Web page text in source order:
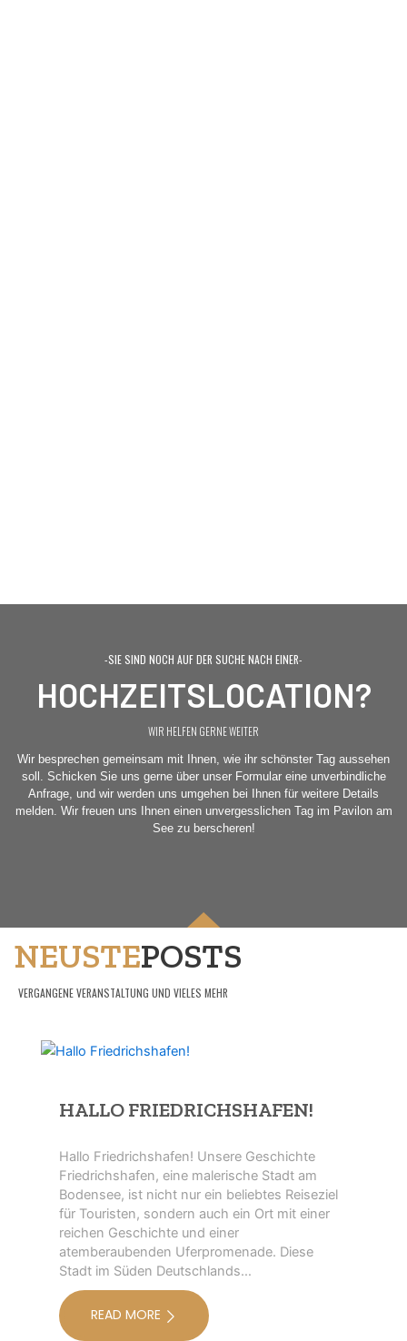
-SIE SIND NOCH AUF DER SUCHE NACH EINER-
HOCHZEITSLOCATION?
WIR HELFEN GERNE WEITER
Wir besprechen gemeinsam mit Ihnen, wie ihr schönster Tag aussehen
soll. Schicken Sie uns gerne über unser Formular eine unverbindliche
Anfrage, und wir werden uns umgehen bei Ihnen für weitere Details
melden. Wir freuen uns Ihnen einen unvergesslichen Tag im Pavilon am
See zu berscheren!
NEUSTEPOSTS
VERGANGENE VERANSTALTUNG UND VIELES MEHR
HALLO FRIEDRICHSHAFEN!
Hallo Friedrichshafen! Unsere Geschichte
Friedrichshafen, eine malerische Stadt am
Bodensee, ist nicht nur ein beliebtes Reiseziel
für Touristen, sondern auch ein Ort mit einer
reichen Geschichte und einer
atemberaubenden Uferpromenade. Diese
Stadt im Süden Deutschlands…
READ MORE